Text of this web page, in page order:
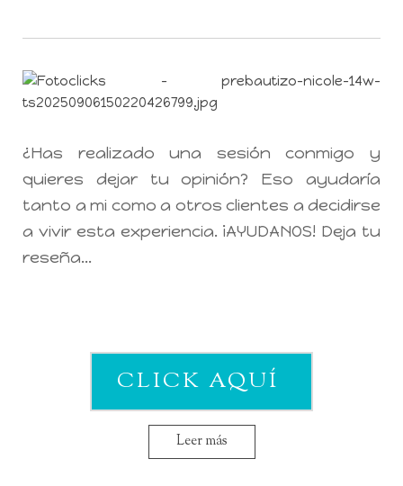
¿Has realizado una sesión conmigo y
quieres dejar tu opinión? Eso ayudaría
tanto a mi como a otros clientes a decidirse
a vivir esta experiencia. ¡AYUDANOS! Deja tu
reseña...
CLICK AQUÍ
Leer más